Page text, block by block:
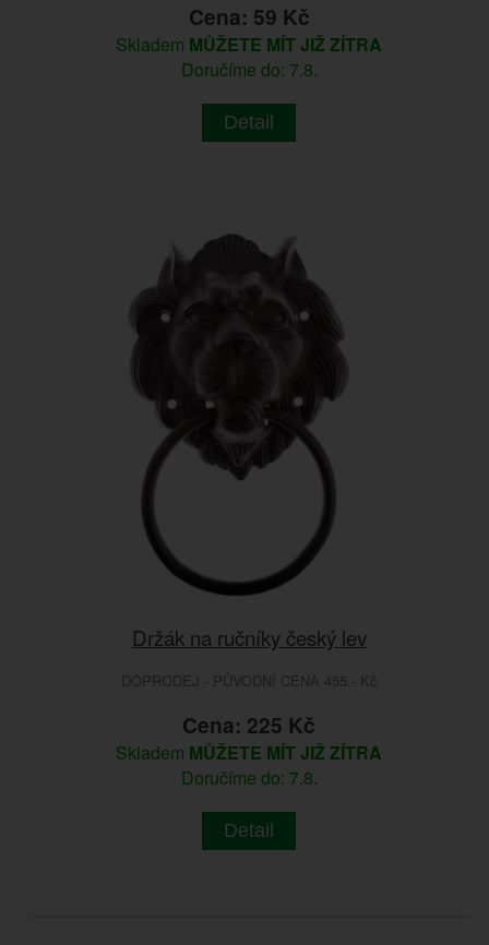
Cena: 59 Kč
Skladem MŮŽETE MÍT JIŽ ZÍTRA
Doručíme do: 7.8.
Detail
Držák na ručníky český lev
DOPRODEJ - PŮVODNÍ CENA 455.- Kč
Cena: 225 Kč
Skladem MŮŽETE MÍT JIŽ ZÍTRA
Doručíme do: 7.8.
Detail